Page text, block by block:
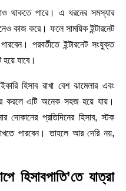
থাকতে পারে। এ ধরনের সমস্যার
কাজ করে। ফলে সাময়িক ইন্টারনেট
পরবর্তীতে ইন্টারনেট সংযুক্ত
যাবে।
হিসাব রাখা বেশ ঝামেলার এবং
করলে এটি অনেক সহজ হয়ে যায়।
দোকানের প্রতিদিনের হিসাব, স্টক
পারবেন। তাহলে আর দেরি নয়,
হিসাবপাতি’তে যাত্রা